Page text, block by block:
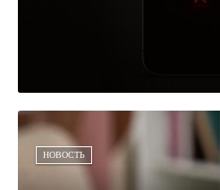
НОВОСТЬ